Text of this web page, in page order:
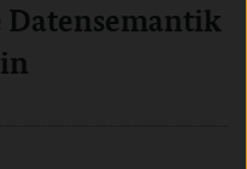
Datensemantik